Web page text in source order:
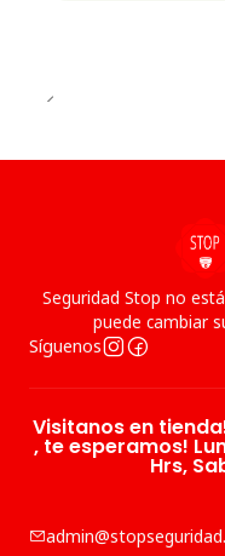
Seguridad Stop no
puede cambiar
Síguenos
Visitanos en
, te esperamos!
Hrs,